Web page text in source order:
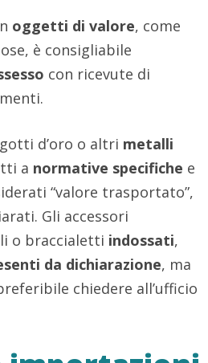
oggetti di valore, come
è consigliabile
con ricevute di
d’oro o altri metalli
a normative specifiche e
“valore trasportato”,
Gli accessori
o braccialetti indossati,
da dichiarazione, ma
chiedere all’ufficio